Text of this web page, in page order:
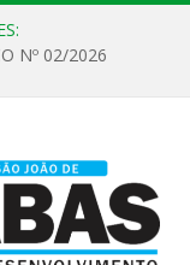
Nº 02/2026